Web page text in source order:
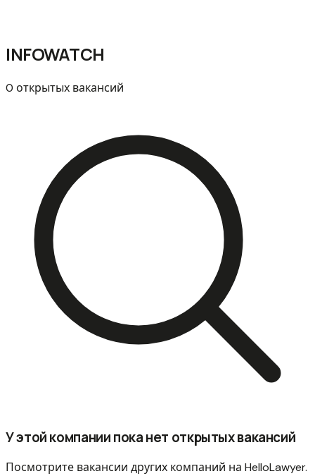
INFOWATCH
0 открытых вакансий
У этой компании пока нет открытых вакансий
Посмотрите вакансии других компаний на HelloLawyer.